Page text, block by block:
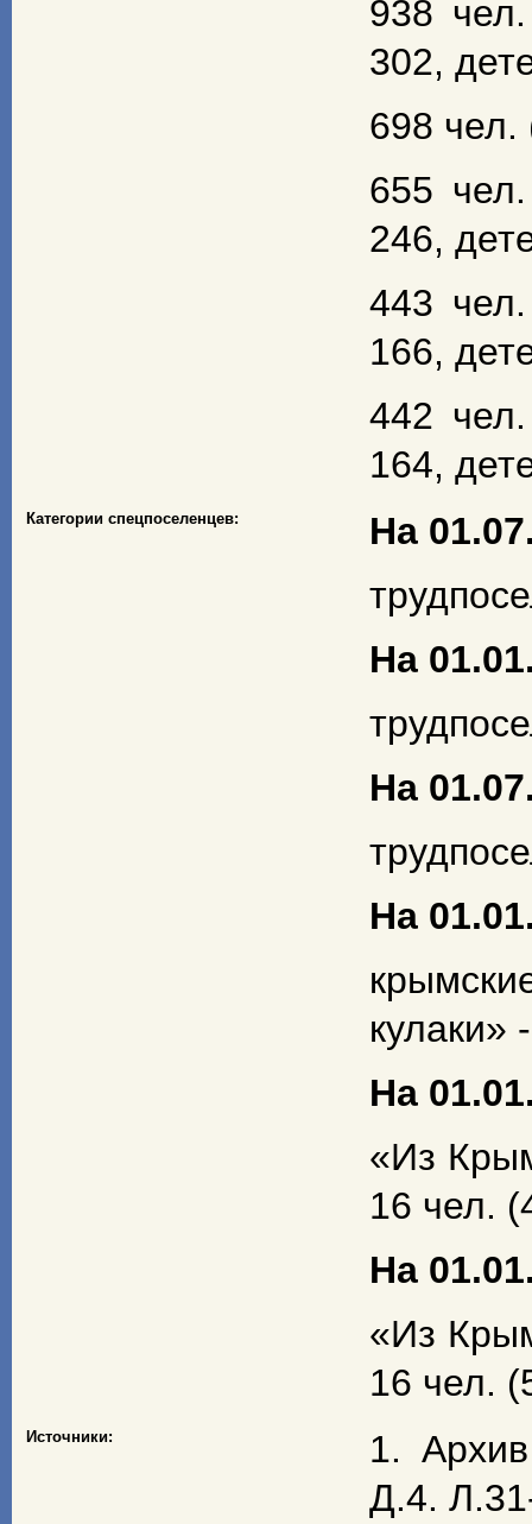
938
302,
698 чел.
655
246,
443
166,
442
164,
Категории спецпоселенцев:
На
На
На
На
кулаки»
На
«Из
16 чел.
На
«Из
16 чел.
Источники:
1.
Д.4.